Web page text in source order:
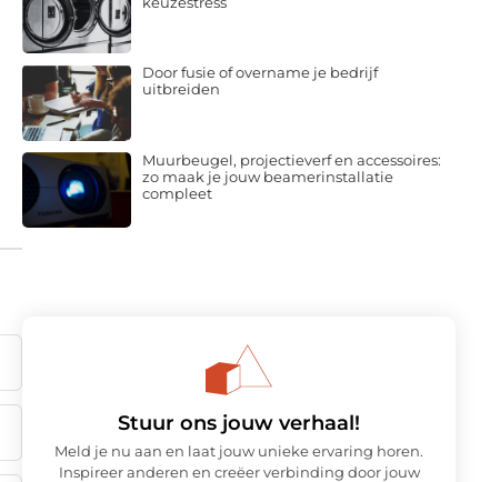
Door fusie of overname je bedrijf
uitbreiden
Muurbeugel, projectieverf en accessoires:
zo maak je jouw beamerinstallatie
compleet
Stuur ons jouw verhaal!
Meld je nu aan en laat jouw unieke ervaring horen.
Inspireer anderen en creëer verbinding door jouw